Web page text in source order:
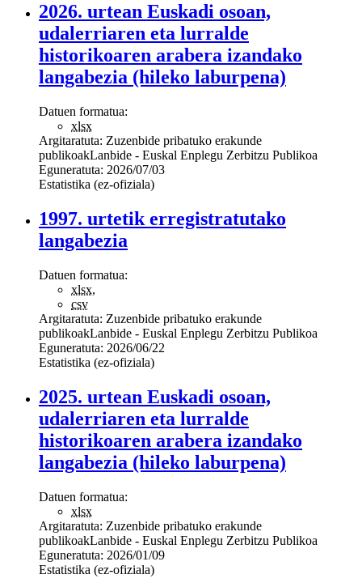
2026. urtean Euskadi osoan,
udalerriaren eta lurralde
historikoaren arabera izandako
langabezia (hileko laburpena)
Datuen formatua:
xlsx
Argitaratuta: Zuzenbide pribatuko erakunde
publikoakLanbide - Euskal Enplegu Zerbitzu Publikoa
Eguneratuta: 2026/07/03
Estatistika (ez-ofiziala)
1997. urtetik erregistratutako
langabezia
Datuen formatua:
xlsx,
csv
Argitaratuta: Zuzenbide pribatuko erakunde
publikoakLanbide - Euskal Enplegu Zerbitzu Publikoa
Eguneratuta: 2026/06/22
Estatistika (ez-ofiziala)
2025. urtean Euskadi osoan,
udalerriaren eta lurralde
historikoaren arabera izandako
langabezia (hileko laburpena)
Datuen formatua:
xlsx
Argitaratuta: Zuzenbide pribatuko erakunde
publikoakLanbide - Euskal Enplegu Zerbitzu Publikoa
Eguneratuta: 2026/01/09
Estatistika (ez-ofiziala)